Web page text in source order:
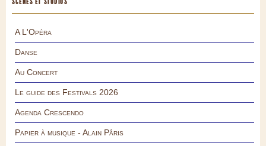
A L'Opéra
Danse
Au Concert
Le guide des Festivals 2026
Agenda Crescendo
Papier à musique - Alain Pâris